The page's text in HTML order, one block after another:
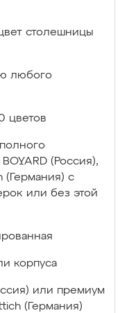
столешницы
любого
цветов
(Россия),
(Германия) с
или без этой
корпуса
или премиум
(Германия)